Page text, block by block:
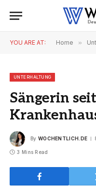
YOU ARE AT: Home »
UNTERHALTUNG
Sängerin
By WOCHENTLICH.DE
3 Mins Read